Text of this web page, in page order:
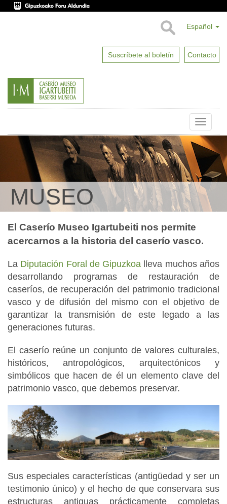
Español
Suscríbete al boletín Contacto
Toggle
MUSEO
El Caserío Museo Igartubeiti nos permite
acercarnos a la historia del caserío vasco.
La Diputación Foral de Gipuzkoa lleva muchos años
desarrollando programas de restauración de
caseríos, de recuperación del patrimonio tradicional
vasco y de difusión del mismo con el objetivo de
garantizar la transmisión de este legado a las
generaciones futuras.
El caserío reúne un conjunto de valores culturales,
históricos, antropológicos, arquitectónicos y
simbólicos que hacen de él un elemento clave del
patrimonio vasco, que debemos preservar.
Sus especiales características (antigüedad y ser un
testimonio único) y el hecho de que conservara sus
estructuras antiguas prácticamente completas